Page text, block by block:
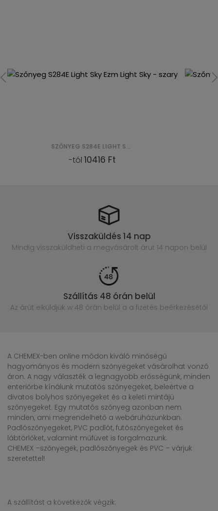
SZŐNYEG S283C LIGHT SKY EZN LIGHT SKY - SZARY
-tól 6750 Ft
Visszaküldés 14 nap
Mindig visszaküldheti a megvásárolt árut 14 napon belül
Szállítás 48 órán belül
Az árút elküldjük w 48 órán belül a a fizetés beérkezésétől
A CHEMEX-ben online módon kiváló minőségű
hagyományos és modern szőnyegeket vásárolhat vonzó
áron. A nagy választék a legnagyobb erősségünk, minden
enteriőrbe kínálunk mutatós szőnyegeket, beleértve a
divatos bolyhos szőnyegeket és a keleti mintájú
szőnyegeket. Egy mutatós szőnyeg azonban nem
minden, ami megrendelhető a webáruházunkban.
Padlószőnyegeket, PVC padlót, futószőnyegeket és
lábtörlőket, valamint műfüvet is forgalmazunk.
CHEMEX –szőnyegek, padlószőnyegek és PVC – várjuk
szeretettel!
A szállítást a következők végzik: